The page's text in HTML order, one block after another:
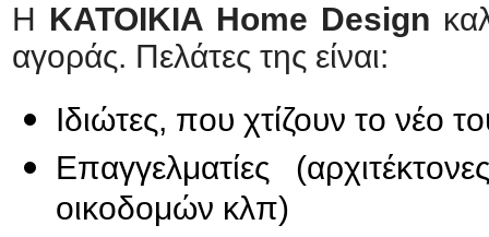
Η KATOIKIA Home Design
αγοράς. Πελάτες της είναι:
Ιδιώτες, που χτίζουν το νέο
Επαγγελματίες
οικοδομών κλπ)